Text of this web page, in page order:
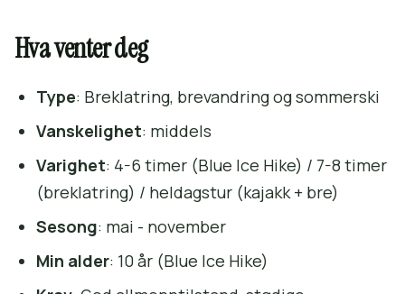
Hva venter deg
Type: Breklatring, brevandring og sommerski
Vanskelighet: middels
Varighet: 4-6 timer (Blue Ice Hike) / 7-8 timer
(breklatring) / heldagstur (kajakk + bre)
Sesong: mai - november
Min alder: 10 år (Blue Ice Hike)